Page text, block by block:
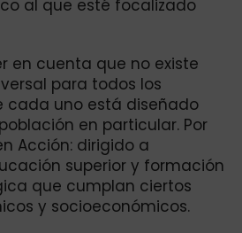
al que esté focalizado
en cuenta que no existe
para todos los
cada uno está diseñado
en particular. Por
Acción: dirigido a
superior y formación
que cumplan ciertos
y socioeconómicos.